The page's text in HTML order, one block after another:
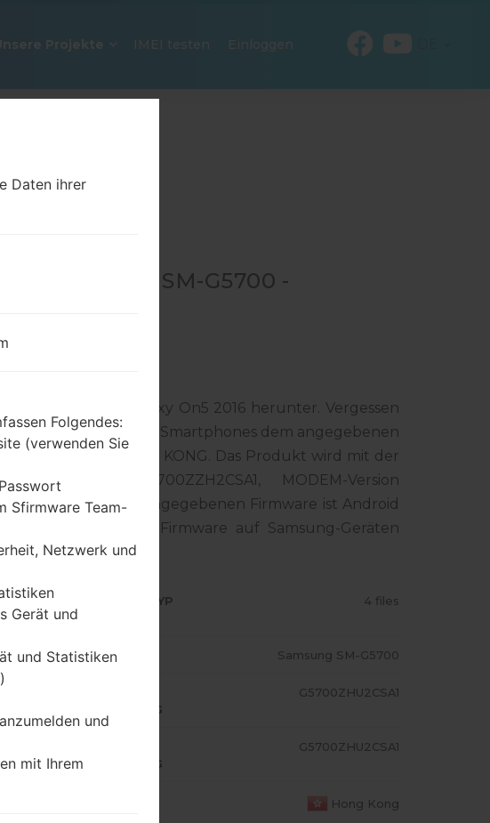
Projekte IMEI testen Einloggen
#70428 FÜR SM-G5700 -
G5700
für Samsung Galaxy On5 2016 herunter. Vergessen
Ihres Smartphones dem angegebenen
TGY ist für HONG KONG. Das Produkt wird mit der
CSC-Version G5700ZZH2CSA1, MODEM-Version
der angegebenen Firmware ist Android
die Standart - Firmware auf Samsung-Geräten
FIRMWARE TYP 4 files
GiB MODELL Samsung SM-G5700
AUSFÜHRUNG
G5700ZHU2CSA1
AUSFÜHRUNG
G5700ZHU2CSA1
Hong Kong
Daten ihrer
Folgendes:
(verwenden Sie
Sfirmware Team-
Netzwerk und
Gerät und
und Statistiken
und
mit Ihrem